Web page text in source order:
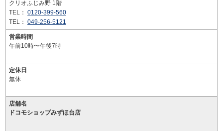
クリオふじみ野 1階
TEL： 0120-399-560
TEL： 049-256-5121
営業時間
午前10時〜午後7時
定休日
無休
店舗名
ドコモショップみずほ台店